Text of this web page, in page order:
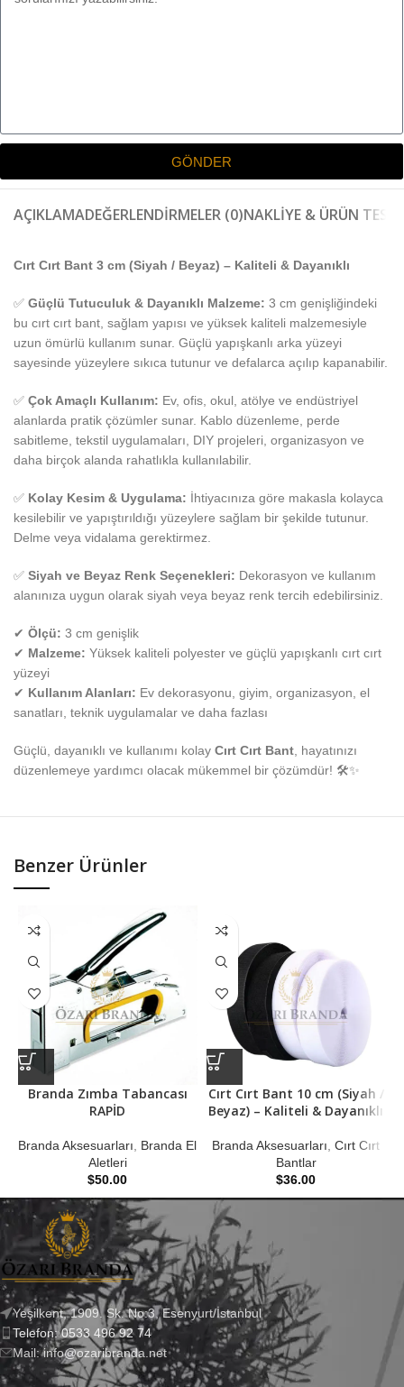
GÖNDER
AÇIKLAMADEĞERLENDIRMELER (0)NAKLIYE & ÜRÜN
Cırt Cırt Bant 3 cm (Siyah / Beyaz) – Kaliteli & Dayanıklı
✅ Güçlü Tutuculuk & Dayanıklı Malzeme: 3 cm genişliğindeki
bu cırt cırt bant, sağlam yapısı ve yüksek kaliteli malzemesiyle
uzun ömürlü kullanım sunar. Güçlü yapışkanlı arka yüzeyi
sayesinde yüzeylere sıkıca tutunur ve defalarca açılıp kapanabilir.
✅ Çok Amaçlı Kullanım: Ev, ofis, okul, atölye ve endüstriyel
alanlarda pratik çözümler sunar. Kablo düzenleme, perde
sabitleme, tekstil uygulamaları, DIY projeleri, organizasyon ve
daha birçok alanda rahatlıkla kullanılabilir.
✅ Kolay Kesim & Uygulama: İhtiyacınıza göre makasla kolayca
kesilebilir ve yapıştırıldığı yüzeylere sağlam bir şekilde tutunur.
Delme veya vidalama gerektirmez.
✅ Siyah ve Beyaz Renk Seçenekleri: Dekorasyon ve kullanım
alanınıza uygun olarak siyah veya beyaz renk tercih edebilirsiniz.
✔ Ölçü: 3 cm genişlik
✔ Malzeme: Yüksek kaliteli polyester ve güçlü yapışkanlı cırt cırt
yüzeyi
✔ Kullanım Alanları: Ev dekorasyonu, giyim, organizasyon, el
sanatları, teknik uygulamalar ve daha fazlası
Güçlü, dayanıklı ve kullanımı kolay Cırt Cırt Bant , hayatınızı
düzenlemeye yardımcı olacak mükemmel bir çözümdür! 🛠✨
Benzer Ürünler
Branda Zımba Tabancası
RAPİD
Branda Aksesuarları
Branda El
Aletleri
$50.00
Cırt Cırt Bant 10 cm (Siyah /
Beyaz) – Kaliteli & Dayanıklı
Branda Aksesuarları ,Cırt Cırt
Bantlar
$36.00
Yeşilkent, 1909. Sk. No:3, Esenyurt/İstanbul
Telefon: 0533 496 92 74
Mail: info@ozaribranda.net